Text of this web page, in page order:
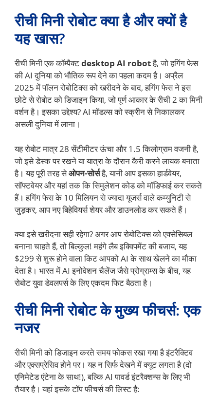
रीची मिनी रोबोट क्या है और क्यों है
यह खास?
रीची मिनी एक कॉम्पैक्टdesktop AI robotहै, जो हगिंग फेस
की AI दुनिया को भौतिक रूप देने का पहला कदम है। अप्रैल
2025 में पॉलन रोबोटिक्स को खरीदने के बाद, हगिंग फेस ने इस
छोटे से रोबोट को डिजाइन किया, जो पूर्ण आकार के रीची 2 का मिनी
वर्शन है। इसका उद्देश्य? AI मॉडल्स को स्क्रीन से निकालकर
असली दुनिया में लाना।
यह रोबोट मात्र 28 सेंटीमीटर ऊंचा और 1.5 किलोग्राम वजनी है,
जो इसे डेस्क पर रखने या यात्रा के दौरान कैरी करने लायक बनाता
है। यह पूरी तरह सेओपन-सोर्सहै, यानी आप इसका हार्डवेयर,
सॉफ्टवेयर और यहां तक कि सिमुलेशन कोड को मॉडिफाई कर सकते
हैं। हगिंग फेस के 10 मिलियन से ज्यादा यूजर्स वाले कम्युनिटी से
जुड़कर, आप नए बिहेवियर्स शेयर और डाउनलोड कर सकते हैं।
क्या इसे खरीदना सही रहेगा? अगर आप रोबोटिक्स को एक्सेसिबल
बनाना चाहते हैं, तो बिल्कुल! महंगे लैब इक्विपमेंट की बजाय, यह
$299 से शुरू होने वाला किट आपको AI के साथ खेलने का मौका
देता है। भारत में AI इनोवेशन चैलेंज जैसे प्रोग्राम्स के बीच, यह
रोबोट युवा डेवलपर्स के लिए एकदम फिट बैठता है।
रीची मिनी रोबोट के मुख्य फीचर्स: एक
नजर
रीची मिनी को डिजाइन करते समय फोकस रखा गया है इंटरैक्टिव
और एक्सप्रेसिव होने पर। यह न सिर्फ देखने में क्यूट लगता है (दो
एनिमेटेड एंटेना के साथ!), बल्कि AI पावर्ड इंटरैक्शन्स के लिए भी
तैयार है। यहां इसके टॉप फीचर्स की लिस्ट है: